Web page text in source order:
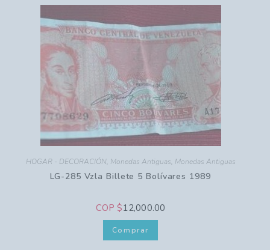
HOGAR - DECORACIÓN, Monedas Antiguas, Monedas Antiguas
LG-285 Vzla Billete 5 Bolívares 1989
COP $12,000.00
Comprar